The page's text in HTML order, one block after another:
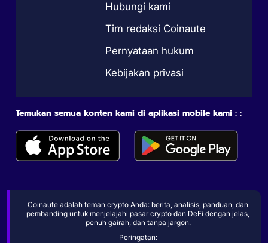
Hubungi kami
Tim redaksi Coinaute
Pernyataan hukum
Kebijakan privasi
Temukan semua konten kami di aplikasi mobile kami : :
Coinaute adalah teman crypto Anda: berita, analisis, panduan, dan
pembanding untuk menjelajahi pasar crypto dan DeFi dengan jelas,
penuh gairah, dan tanpa jargon.
Peringatan: